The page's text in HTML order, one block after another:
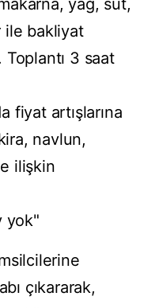
yağ, süt,
ile bakliyat
3 saat
fiyat artışlarına
navlun,
ilişkin
yok"
çıkararak,